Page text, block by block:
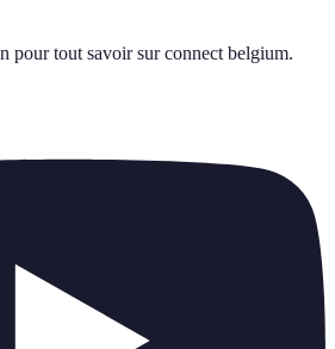
pour tout savoir sur connect belgium.